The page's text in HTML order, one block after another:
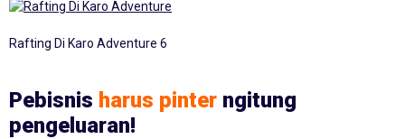
Rafting Di Karo Adventure 6
Pebisnis harus pinter ngitung
pengeluaran!